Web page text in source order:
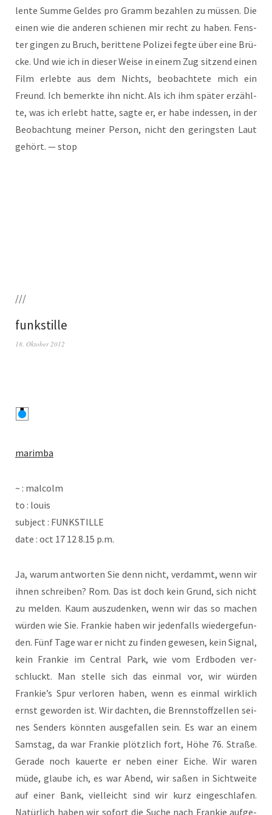
len­te Sum­me Gel­des pro Gramm bezah­len zu müs­sen. Die
einen wie die ande­ren schie­nen mir recht zu haben. Fens­
ter gin­gen zu Bruch, berit­te­ne Poli­zei feg­te über eine Brü­
cke. Und wie ich in die­ser Wei­se in einem Zug sit­zend einen
Film erleb­te aus dem Nichts, beob­ach­te­te mich ein
Freund. Ich bemerk­te ihn nicht. Als ich ihm spä­ter erzähl­
te, was ich erlebt hat­te, sag­te er, er habe indes­sen, in der
Beob­ach­tung mei­ner Per­son, nicht den gerings­ten Laut
gehört. — stop
///
funkstille
18. Oktober 2012
marim­ba
~ : malcolm
to : louis
sub­ject : FUNKSTILLE
date : oct 17 12 8.15 p.m.
Ja, war­um ant­wor­ten Sie denn nicht, ver­dammt, wenn wir
ihnen schrei­ben? Rom. Das ist doch kein Grund, sich nicht
zu mel­den. Kaum aus­zu­den­ken, wenn wir das so machen
wür­den wie Sie. Fran­kie haben wir jeden­falls wie­der­ge­fun­
den. Fünf Tage war er nicht zu fin­den gewe­sen, kein Signal,
kein Fran­kie im Cen­tral Park, wie vom Erd­bo­den ver­
schluckt. Man stel­le sich das ein­mal vor, wir wür­den
Frankie’s Spur ver­lo­ren haben, wenn es ein­mal wirk­lich
ernst gewor­den ist. Wir dach­ten, die Brenn­stoff­zel­len sei­
nes Sen­ders könn­ten aus­ge­fal­len sein. Es war an einem
Sams­tag, da war Fran­kie plötz­lich fort, Höhe 76. Stra­ße.
Gera­de noch kau­er­te er neben einer Eiche. Wir waren
müde, glau­be ich, es war Abend, wir saßen in Sicht­wei­te
auf einer Bank, viel­leicht sind wir kurz ein­ge­schla­fen.
Natür­lich haben wir sofort die Suche nach Fran­kie auf­ge­